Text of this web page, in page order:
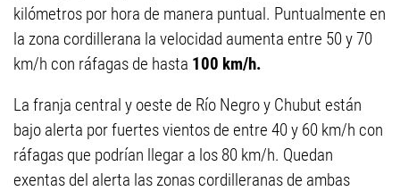
kilómetros por hora de manera puntual. Puntualmente en
la zona cordillerana la velocidad aumenta entre 50 y 70
km/h con ráfagas de hasta 100 km/h.
La franja central y oeste de Río Negro y Chubut están
bajo alerta por fuertes vientos de entre 40 y 60 km/h con
ráfagas que podrían llegar a los 80 km/h. Quedan
exentas del alerta las zonas cordilleranas de ambas